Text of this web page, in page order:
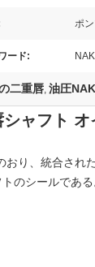
ポ
ード:
二重唇, 油圧
ャフト
り、統合され
のシールである